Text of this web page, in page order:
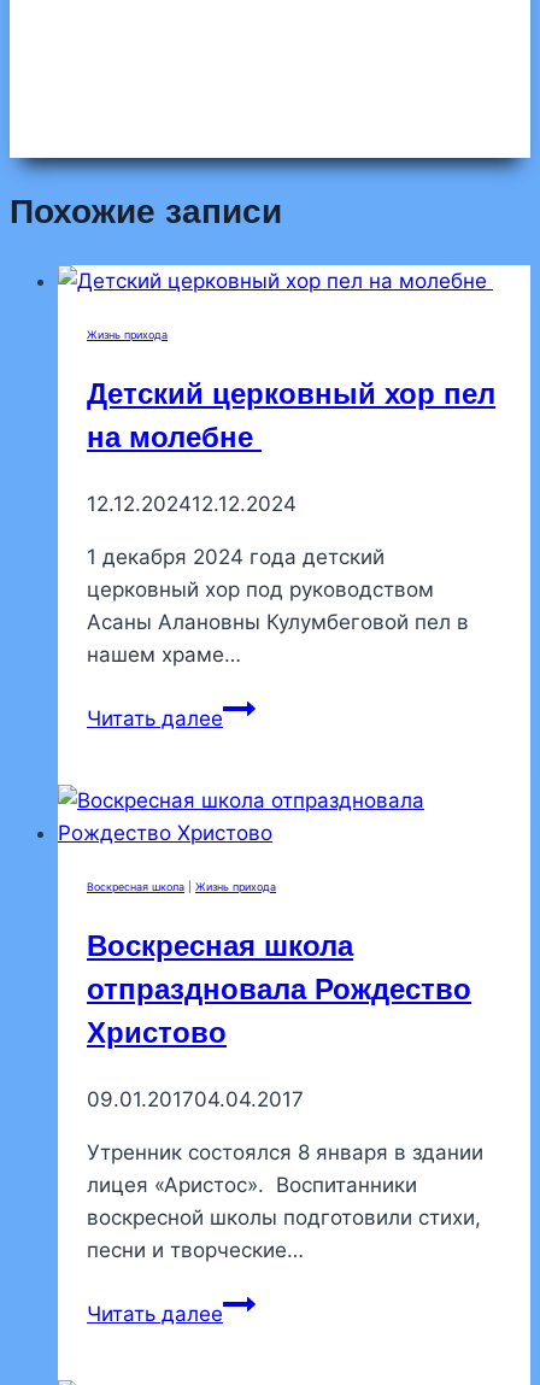
Похожие записи
Жизнь прихода
Детский церковный хор пел
на молебне
12.12.202412.12.2024
1 декабря 2024 года детский
церковный хор под руководством
Асаны Алановны Кулумбеговой пел в
нашем храме…
Читать далееДетский
пел
на
Воскресная школа Жизнь прихода
Воскресная школа
отпраздновала Рождество
Христово
09.01.201704.04.2017
Утренник состоялся 8 января в здании
лицея «Аристос». Воспитанники
воскресной школы подготовили стихи,
песни и творческие…
Читать далееВоскресная